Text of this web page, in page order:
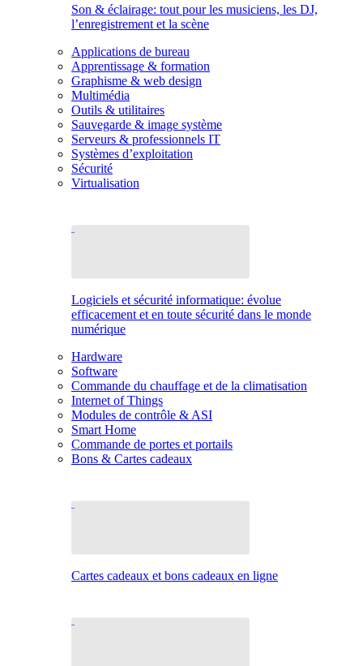
Son & éclairage: tout pour les musiciens, les DJ,
l’enregistrement et la scène
Applications de bureau
Apprentissage & formation
Graphisme & web design
Multimédia
Outils & utilitaires
Sauvegarde & image système
Serveurs & professionnels IT
Systèmes d’exploitation
Sécurité
Virtualisation
Logiciels et sécurité informatique: évolue
efficacement et en toute sécurité dans le monde
numérique
Hardware
Software
Commande du chauffage et de la climatisation
Internet of Things
Modules de contrôle & ASI
Smart Home
Commande de portes et portails
Bons & Cartes cadeaux
Cartes cadeaux et bons cadeaux en ligne